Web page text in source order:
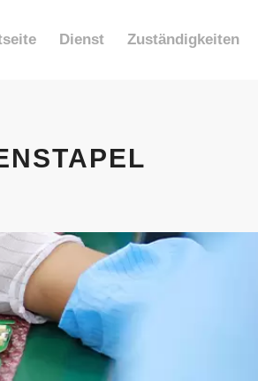
Dienst Zuständigkeiten